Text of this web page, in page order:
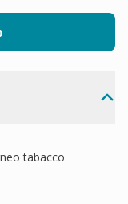
tabacco